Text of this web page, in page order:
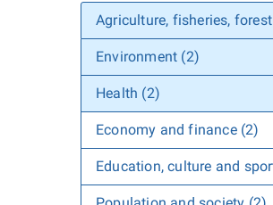
Agriculture, fisheries,
Environment (2)
Health (2)
Economy and finance (2)
Education, culture and